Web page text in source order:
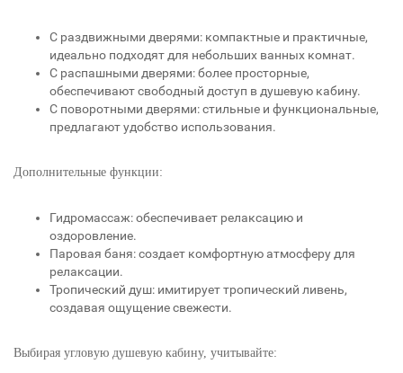
С раздвижными дверями: компактные и практичные,
идеально подходят для небольших ванных комнат.
С распашными дверями: более просторные,
обеспечивают свободный доступ в душевую кабину.
С поворотными дверями: стильные и функциональные,
предлагают удобство использования.
Дополнительные функции:
Гидромассаж: обеспечивает релаксацию и
оздоровление.
Паровая баня: создает комфортную атмосферу для
релаксации.
Тропический душ: имитирует тропический ливень,
создавая ощущение свежести.
Выбирая угловую душевую кабину, учитывайте: